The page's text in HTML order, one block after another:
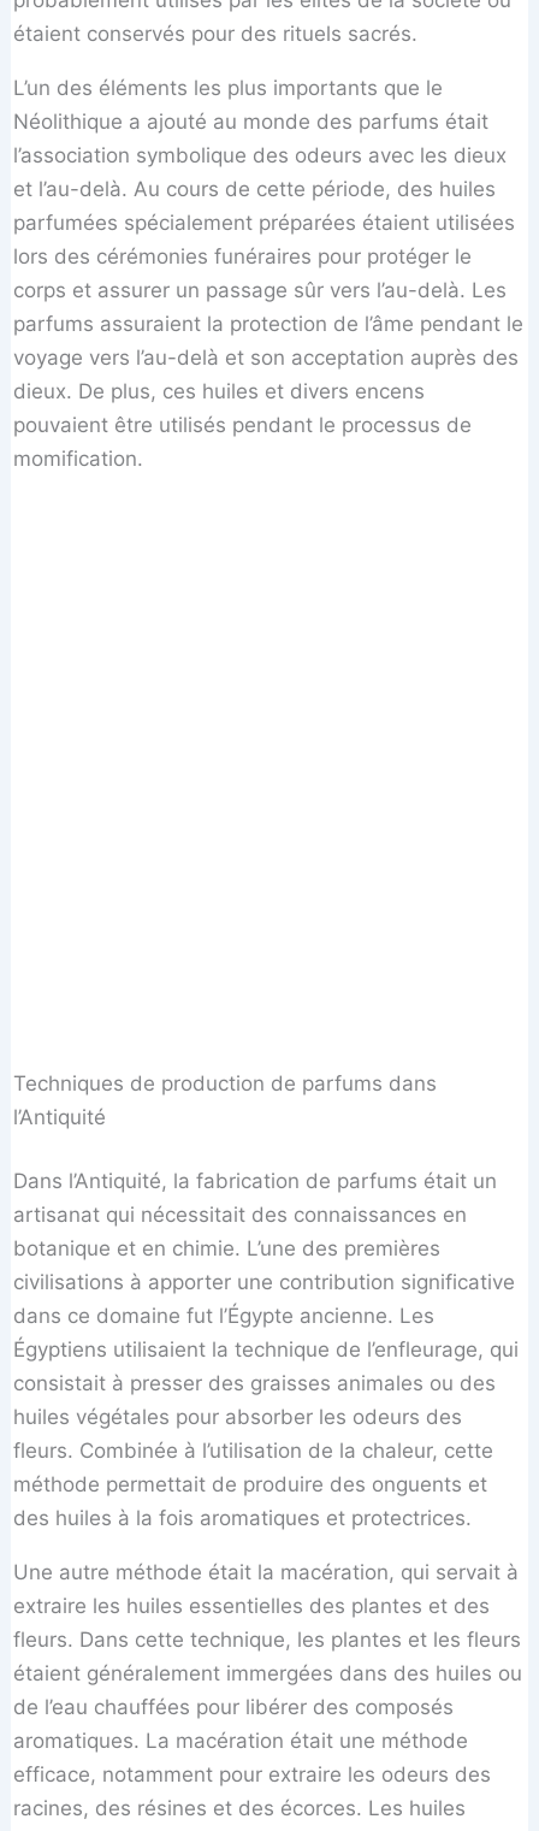
étaient conservés pour des rituels sacrés.
L’un des éléments les plus importants que le
Néolithique a ajouté au monde des parfums était
l’association symbolique des odeurs avec les dieux
et l’au-delà. Au cours de cette période, des huiles
parfumées spécialement préparées étaient utilisées
lors des cérémonies funéraires pour protéger le
corps et assurer un passage sûr vers l’au-delà. Les
parfums assuraient la protection de l’âme pendant le
voyage vers l’au-delà et son acceptation auprès des
dieux. De plus, ces huiles et divers encens
pouvaient être utilisés pendant le processus de
momification.
Techniques de production de parfums dans
l’Antiquité
Dans l’Antiquité, la fabrication de parfums était un
artisanat qui nécessitait des connaissances en
botanique et en chimie. L’une des premières
civilisations à apporter une contribution significative
dans ce domaine fut l’Égypte ancienne. Les
Égyptiens utilisaient la technique de l’enfleurage, qui
consistait à presser des graisses animales ou des
huiles végétales pour absorber les odeurs des
fleurs. Combinée à l’utilisation de la chaleur, cette
méthode permettait de produire des onguents et
des huiles à la fois aromatiques et protectrices.
Une autre méthode était la macération, qui servait à
extraire les huiles essentielles des plantes et des
fleurs. Dans cette technique, les plantes et les fleurs
étaient généralement immergées dans des huiles ou
de l’eau chauffées pour libérer des composés
aromatiques. La macération était une méthode
efficace, notamment pour extraire les odeurs des
racines, des résines et des écorces. Les huiles